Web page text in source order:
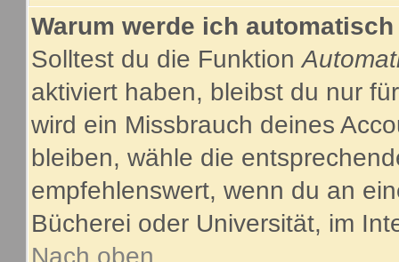
Warum werde ich
Solltest du die Funktion
aktiviert haben, bleibst du nur
wird ein Missbrauch deines
bleiben, wähle die
empfehlenswert, wenn du an
Bücherei oder Universität, im
Nach oben